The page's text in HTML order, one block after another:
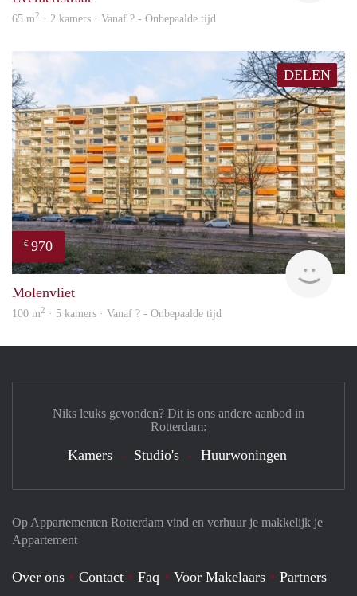
65 m2 · 2 kamers · Vanaf ? - Onbepaalde tijd
DELEN
€ 970
Molenvliet
100 m2 · 5 kamers · Vanaf ? - Onbepaalde tijd
Op Appartementen Rotterdam vind en verhuur je makkelijk je
Appartement
Over ons Contact Faq Voor Makelaars Partners
Niks leuks gevonden? Dit is ons andere aanbod in
Rotterdam:
Kamers Studio's Huurwoningen